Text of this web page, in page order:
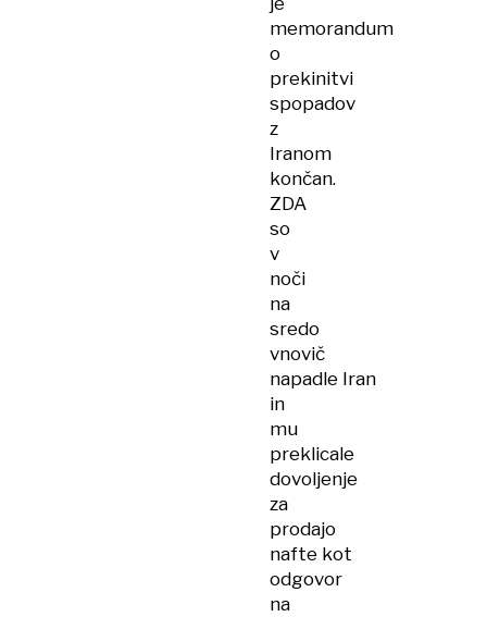
memorandum
o
prekinitvi
spopadov
z
Iranom
končan.
ZDA
so
v
noči
na
sredo
vnovič
napadle Iran
in
mu
preklicale
dovoljenje
za
prodajo
nafte kot
odgovor
na